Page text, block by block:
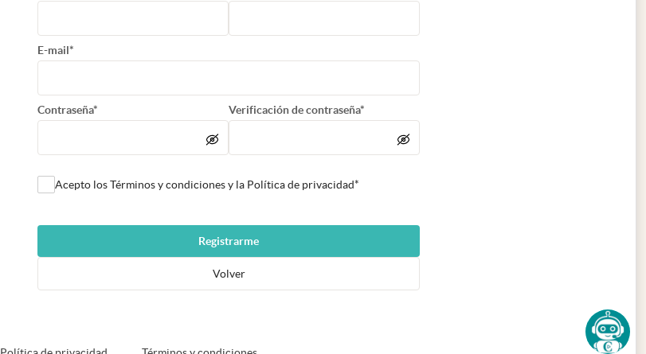
E-mail*
Contraseña* Verificación de contraseña*
Acepto los Términos y condiciones y la Política de privacidad*
Registrarme
Volver